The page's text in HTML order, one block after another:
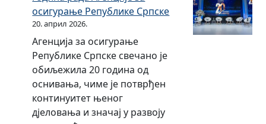
т
и
н
о
г
ф
о
н
у
.
г
о
д
и
н
е
к
е
а
2
0
2
1
.
к
е
С
р
п
с
к
е
г
о
в
о
р
н
о
с
Ф
о
д
у
Р
е
п
у
т
и
т
н
о
г
ф
о
осигурање Републике Српске
20. април 2026.
Агенција за осигурање
Републике Српске свечано је
обиљежила 20 година од
оснивања, чиме је потврђен
континуитет њеног
дјеловања и значај у развоју